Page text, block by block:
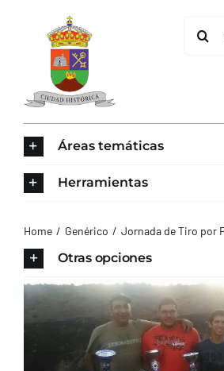
contenido
Buscar:
TURISMO
Áreas temáticas
Herramientas
Home Genérico Jornada de Tiro por
Otras opciones